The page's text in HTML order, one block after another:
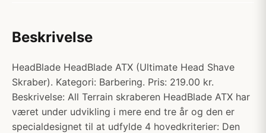
Beskrivelse
HeadBlade HeadBlade ATX (Ultimate Head Shave
Skraber). Kategori: Barbering. Pris: 219.00 kr.
Beskrivelse: All Terrain skraberen HeadBlade ATX har
været under udvikling i mere end tre år og den er
specialdesignet til at udfylde 4 hovedkriterier: Den